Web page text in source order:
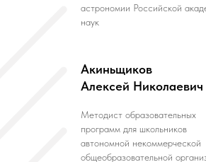
астрономии Российской
наук
Акиньщиков
Алексей Николаевич
Методист образовательных
программ для школьников
автономной некоммерческой
общеобразовательной